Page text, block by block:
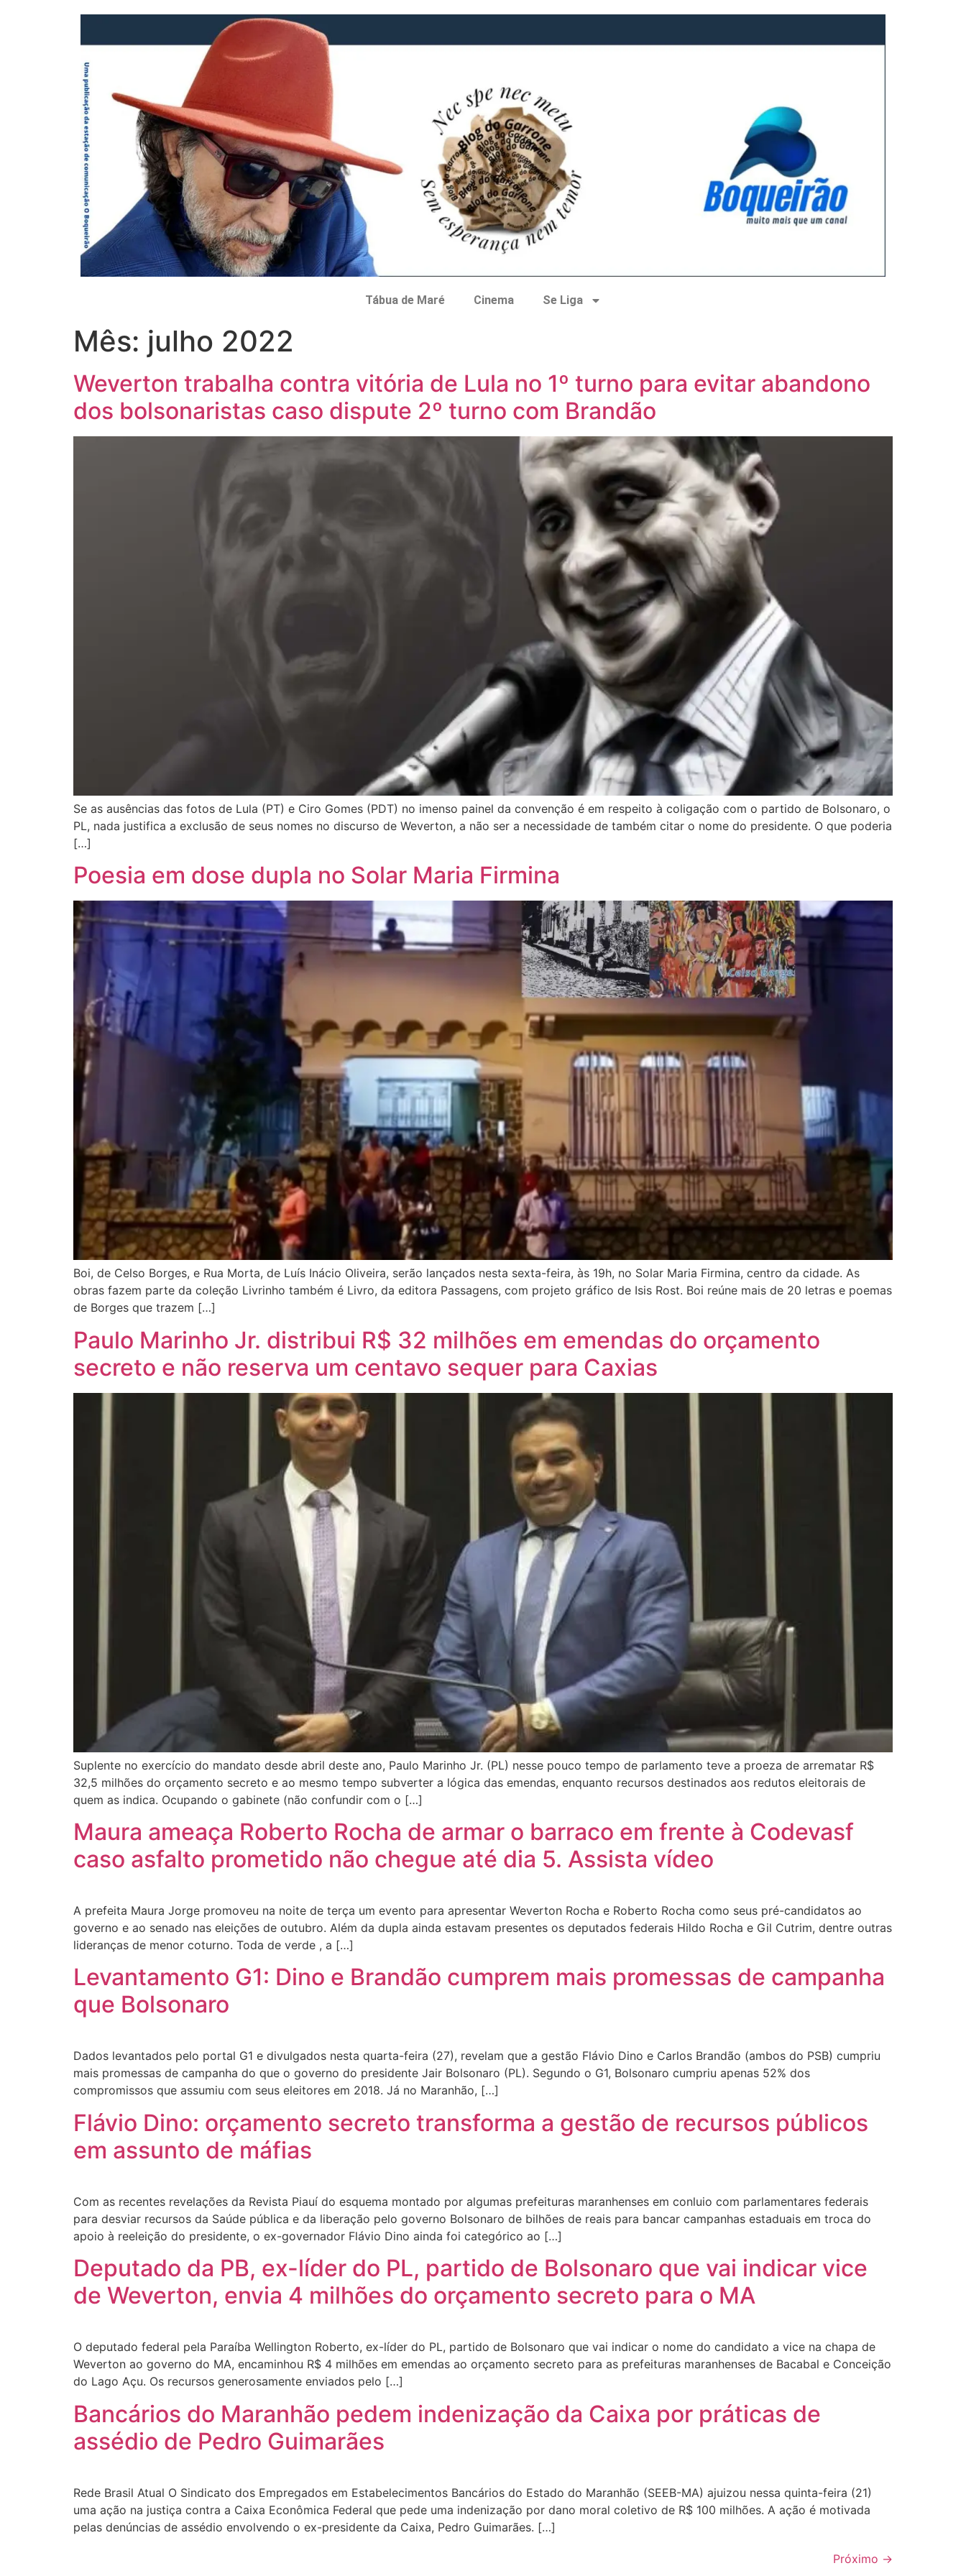
Tábua de Maré Cinema Se Liga
Mês: julho 2022
Weverton trabalha contra vitória de Lula no 1º turno para evitar abandono
dos bolsonaristas caso dispute 2º turno com Brandão
Se as ausências das fotos de Lula (PT) e Ciro Gomes (PDT) no imenso painel da convenção é em respeito à coligação com o partido de Bolsonaro, o
PL, nada justifica a exclusão de seus nomes no discurso de Weverton, a não ser a necessidade de também citar o nome do presidente. O que poderia
[…]
Poesia em dose dupla no Solar Maria Firmina
Boi, de Celso Borges, e Rua Morta, de Luís Inácio Oliveira, serão lançados nesta sexta-feira, às 19h, no Solar Maria Firmina, centro da cidade. As
obras fazem parte da coleção Livrinho também é Livro, da editora Passagens, com projeto gráfico de Isis Rost. Boi reúne mais de 20 letras e poemas
de Borges que trazem […]
Paulo Marinho Jr. distribui R$ 32 milhões em emendas do orçamento
secreto e não reserva um centavo sequer para Caxias
Suplente no exercício do mandato desde abril deste ano, Paulo Marinho Jr. (PL) nesse pouco tempo de parlamento teve a proeza de arrematar R$
32,5 milhões do orçamento secreto e ao mesmo tempo subverter a lógica das emendas, enquanto recursos destinados aos redutos eleitorais de
quem as indica. Ocupando o gabinete (não confundir com o […]
Maura ameaça Roberto Rocha de armar o barraco em frente à Codevasf
caso asfalto prometido não chegue até dia 5. Assista vídeo
A prefeita Maura Jorge promoveu na noite de terça um evento para apresentar Weverton Rocha e Roberto Rocha como seus pré-candidatos ao
governo e ao senado nas eleições de outubro. Além da dupla ainda estavam presentes os deputados federais Hildo Rocha e Gil Cutrim, dentre outras
lideranças de menor coturno. Toda de verde , a […]
Levantamento G1: Dino e Brandão cumprem mais promessas de campanha
que Bolsonaro
Dados levantados pelo portal G1 e divulgados nesta quarta-feira (27), revelam que a gestão Flávio Dino e Carlos Brandão (ambos do PSB) cumpriu
mais promessas de campanha do que o governo do presidente Jair Bolsonaro (PL). Segundo o G1, Bolsonaro cumpriu apenas 52% dos
compromissos que assumiu com seus eleitores em 2018. Já no Maranhão, […]
Flávio Dino: orçamento secreto transforma a gestão de recursos públicos
em assunto de máfias
Com as recentes revelações da Revista Piauí do esquema montado por algumas prefeituras maranhenses em conluio com parlamentares federais
para desviar recursos da Saúde pública e da liberação pelo governo Bolsonaro de bilhões de reais para bancar campanhas estaduais em troca do
apoio à reeleição do presidente, o ex-governador Flávio Dino ainda foi categórico ao […]
Deputado da PB, ex-líder do PL, partido de Bolsonaro que vai indicar vice
de Weverton, envia 4 milhões do orçamento secreto para o MA
O deputado federal pela Paraíba Wellington Roberto, ex-líder do PL, partido de Bolsonaro que vai indicar o nome do candidato a vice na chapa de
Weverton ao governo do MA, encaminhou R$ 4 milhões em emendas ao orçamento secreto para as prefeituras maranhenses de Bacabal e Conceição
do Lago Açu. Os recursos generosamente enviados pelo […]
Bancários do Maranhão pedem indenização da Caixa por práticas de
assédio de Pedro Guimarães
Rede Brasil Atual O Sindicato dos Empregados em Estabelecimentos Bancários do Estado do Maranhão (SEEB-MA) ajuizou nessa quinta-feira (21)
uma ação na justiça contra a Caixa Econômica Federal que pede uma indenização por dano moral coletivo de R$ 100 milhões. A ação é motivada
pelas denúncias de assédio envolvendo o ex-presidente da Caixa, Pedro Guimarães. […]
Próximo →